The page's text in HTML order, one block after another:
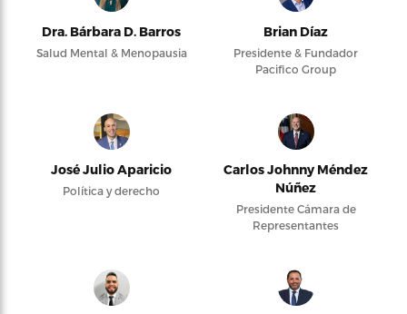
Dra. Bárbara D. Barros
Salud Mental & Menopausia
Brian Díaz
Presidente & Fundador
Pacifico Group
José Julio Aparicio
Política y derecho
Carlos Johnny Méndez
Núñez
Presidente Cámara de
Representantes